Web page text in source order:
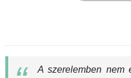
A szerelemben nem